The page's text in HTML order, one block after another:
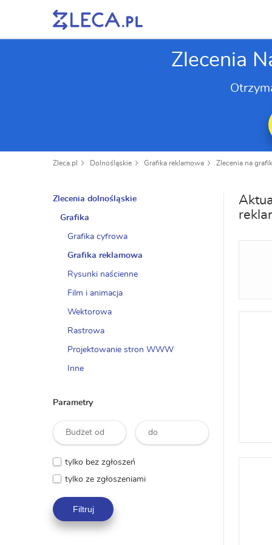
Zlecenia
Zleca.pl Dolnośląskie Grafika reklamowa Zlecenia na
Zlecenia dolnośląskie
Grafika
Grafika cyfrowa
Grafika reklamowa
Rysunki naścienne
Film i animacja
Wektorowa
Rastrowa
Projektowanie stron WWW
Inne
Parametry
tylko bez zgłoszeń
tylko ze zgłoszeniami
Filtruj